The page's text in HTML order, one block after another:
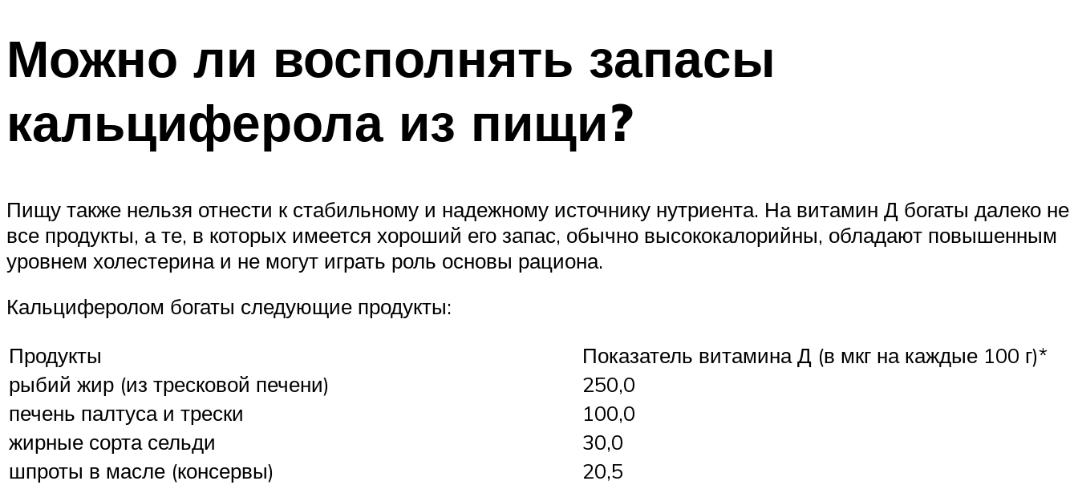
Можно ли восполнять запасы
кальциферола из пищи?
Пищу также нельзя отнести к стабильному и надежному источнику нутриента. На витамин Д богаты далеко не
все продукты, а те, в которых имеется хороший его запас, обычно высококалорийны, обладают повышенным
уровнем холестерина и не могут играть роль основы рациона.
Кальциферолом богаты следующие продукты:
Продукты
Показатель витамина Д (в мкг на каждые 100 г)*
рыбий жир (из тресковой печени)
250,0
печень палтуса и трески
100,0
жирные сорта сельди
30,0
шпроты в масле (консервы)
20,5